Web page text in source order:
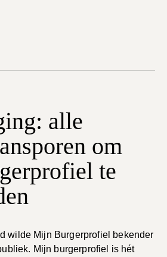
alle
om
te
wilde Mijn Burgerprofiel bekender
Mijn burgerprofiel is hét